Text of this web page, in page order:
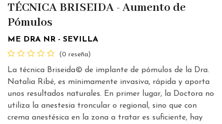
TÉCNICA BRISEIDA - Aumento de
Pómulos
ME DRA NR - SEVILLA
(0 reseña)
La técnica Briseida© de implante de pómulos de la Dra.
Natalia Ribé, es mínimamente invasiva, rápida y aporta
unos resultados naturales. En primer lugar, la Doctora no
utiliza la anestesia troncular o regional, sino que con
crema anestésica en la zona a tratar es suficiente, hay